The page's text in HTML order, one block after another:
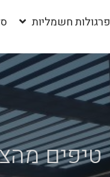
פרגולות חשמליות
טיפים